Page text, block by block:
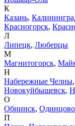
К
Казань,
Красногорск,
Л
Липецк, Люберцы
М
Магнитогорск,
Н
Набережные Челны,
Новокуйбышевск,
О
Обнинск, Одинцово
П